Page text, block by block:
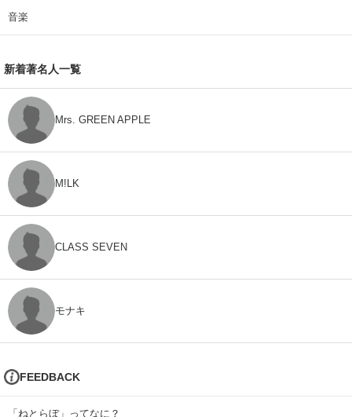
音楽
新着著名人一覧
Mrs. GREEN APPLE
M!LK
CLASS SEVEN
モナキ
FEEDBACK
「ねとらぼ」ってなに？